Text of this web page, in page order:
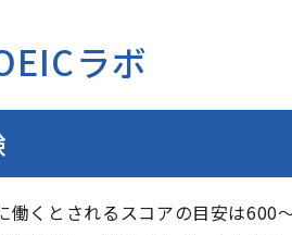
ラボ
働くとされるスコアの目安は600